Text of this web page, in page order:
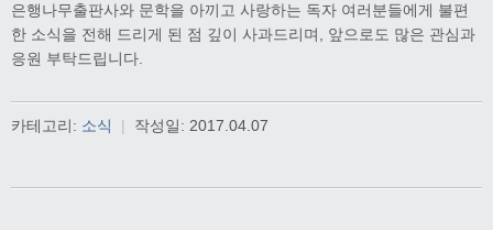
은행나무출판사와 문학을 아끼고 사랑하는 독자 여러분들에게 불편
한 소식을 전해 드리게 된 점 깊이 사과드리며, 앞으로도 많은 관심과
응원 부탁드립니다.
카테고리: 소식 | 작성일: 2017.04.07